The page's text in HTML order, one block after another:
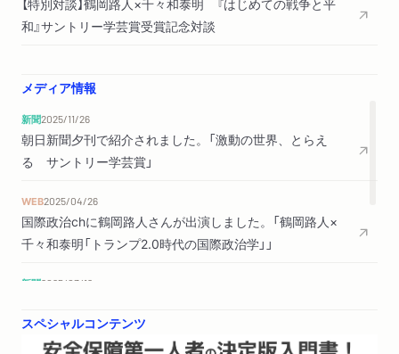
和』サントリー学芸賞受賞記念対談
メディア情報
新聞2025/11/26
朝日新聞夕刊で紹介されました。「激動の世界、とらえ
る サントリー学芸賞」
WEB2025/04/26
国際政治chに鶴岡路人さんが出演しました。「鶴岡路人×
千々和泰明「トランプ2.0時代の国際政治学」」
新聞2025/03/12
2025/01/18
スペシャルコンテンツ